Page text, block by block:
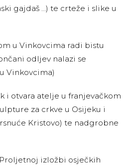
gajdaš …) te crteže i slike u
u Vinkovcima radi bistu
odljev nalazi se
Vinkovcima)
i otvara atelje u franjevačkom
za crkve u Osijeku i
Kristovo) te nadgrobne
izložbi osječkih